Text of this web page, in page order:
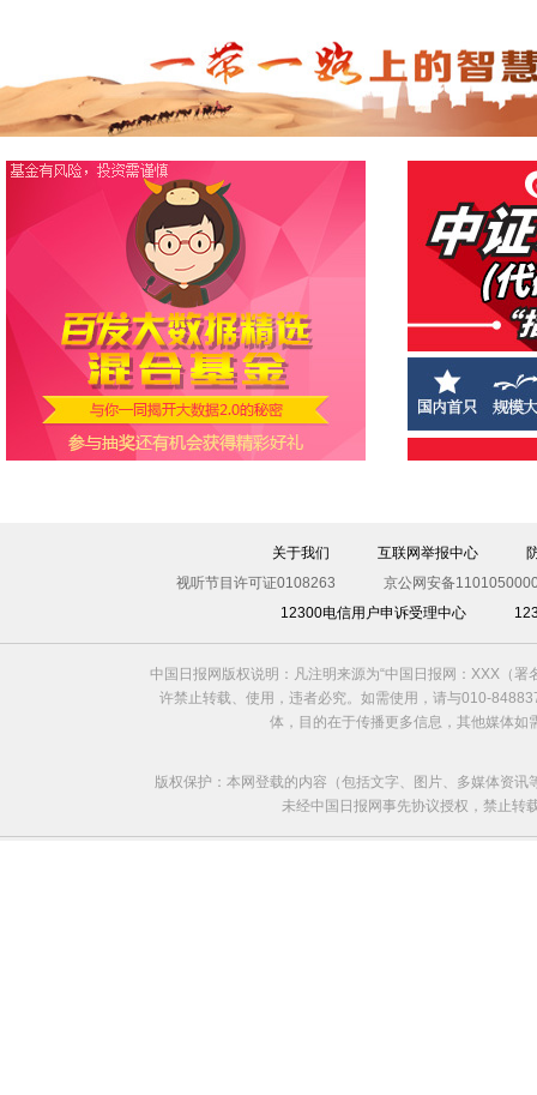
关于我们 互联网举报中心
视听节目许可证0108263
京公网安备
12300电信用户申诉受理中心
中国日报网版权说明：凡注明来源为“中国日报网：XXX（
许禁止转载、使用，违者必究。如需使用，请与010-
体，目的在于传播更多信息，其他媒体
版权保护：本网登载的内容（包括文字、图片、多媒体资
未经中国日报网事先协议授权，禁止转